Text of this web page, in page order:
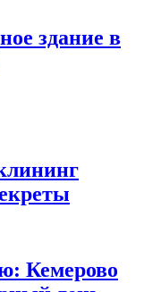
здание в
Кемерово